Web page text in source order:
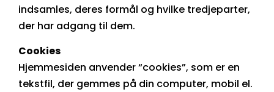
indsamles, deres formål og hvilke tredjeparter,
der har adgang til dem.
Cookies
Hjemmesiden anvender “cookies”, som er en
tekstfil, der gemmes på din computer, mobil el.